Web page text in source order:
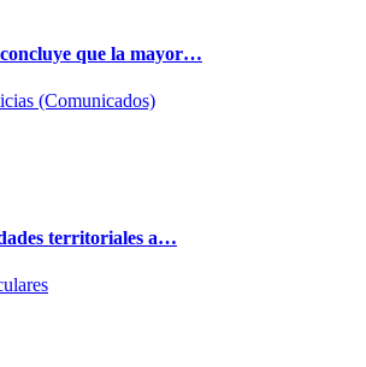
que la mayor…
(Comunicados)
territoriales a…